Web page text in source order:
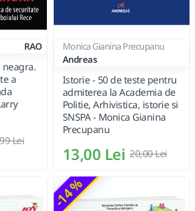
RAO
a
Lei
Monica Gianina Precupanu
Andreas
Istorie - 50 de teste pentru
admiterea la Academia de
Politie, Arhivistica, istorie si
SNSPA - Monica Gianina
Precupanu
13,00 Lei 20,00 Lei
-14 %